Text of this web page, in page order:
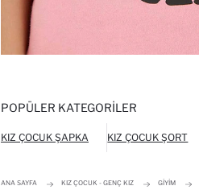
POPÜLER KATEGORILER
KIZ ÇOCUK ŞAPKA KIZ ÇOCUK ŞORT
ANA SAYFA KIZ ÇOCUK - GENÇ KIZ GIYIM